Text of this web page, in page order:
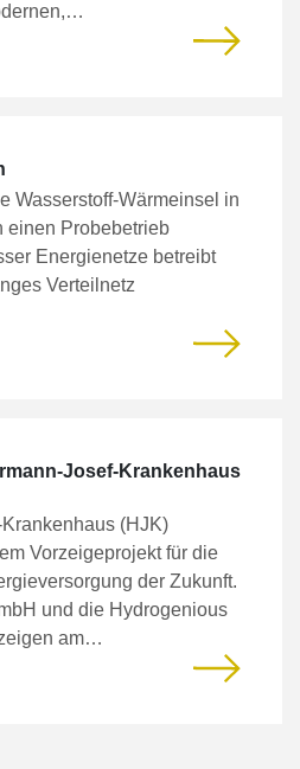
Wasserstoff-Wärmeinsel in
einen Probebetrieb
Energienetze betreibt
Verteilnetz
Josef-Krankenhaus
(HJK)
Vorzeigeprojekt für die
der Zukunft.
und die Hydrogenious
am…